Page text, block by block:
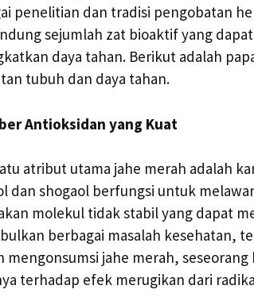
penelitian dan tradisi pengobatan
sejumlah zat bioaktif yang
daya tahan. Berikut adalah
tubuh dan daya tahan.
Antioksidan yang Kuat
atribut utama jahe merah adalah
dan shogaol berfungsi untuk
molekul tidak stabil yang dapat
berbagai masalah kesehatan,
mengonsumsi jahe merah,
terhadap efek merugikan dari